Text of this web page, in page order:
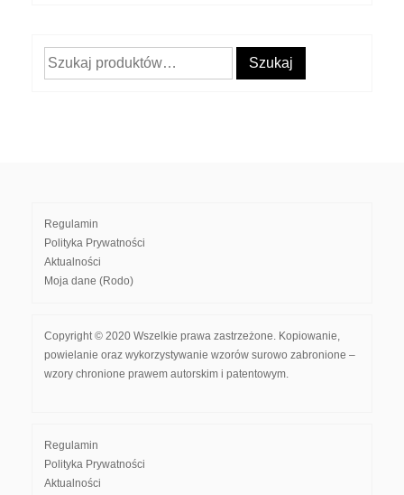
Szukaj: Szukaj
Regulamin
Polityka Prywatności
Aktualności
Moja dane (Rodo)
Copyright © 2020 Wszelkie prawa zastrzeżone. Kopiowanie,
powielanie oraz wykorzystywanie wzorów surowo zabronione –
wzory chronione prawem autorskim i patentowym.
Regulamin
Polityka Prywatności
Aktualności